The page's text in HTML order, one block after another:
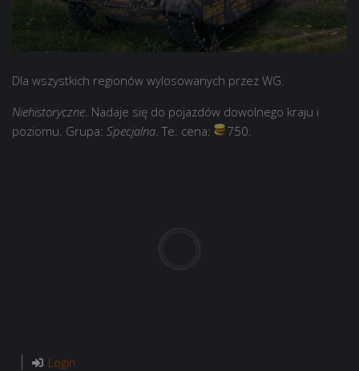
Dla wszystkich regionów wylosowanych przez WG.
Niehistoryczne . Nadaje się do pojazdów dowolnego kraju i
poziomu. Grupa: Specjalna . Te. cena: 750.
Login